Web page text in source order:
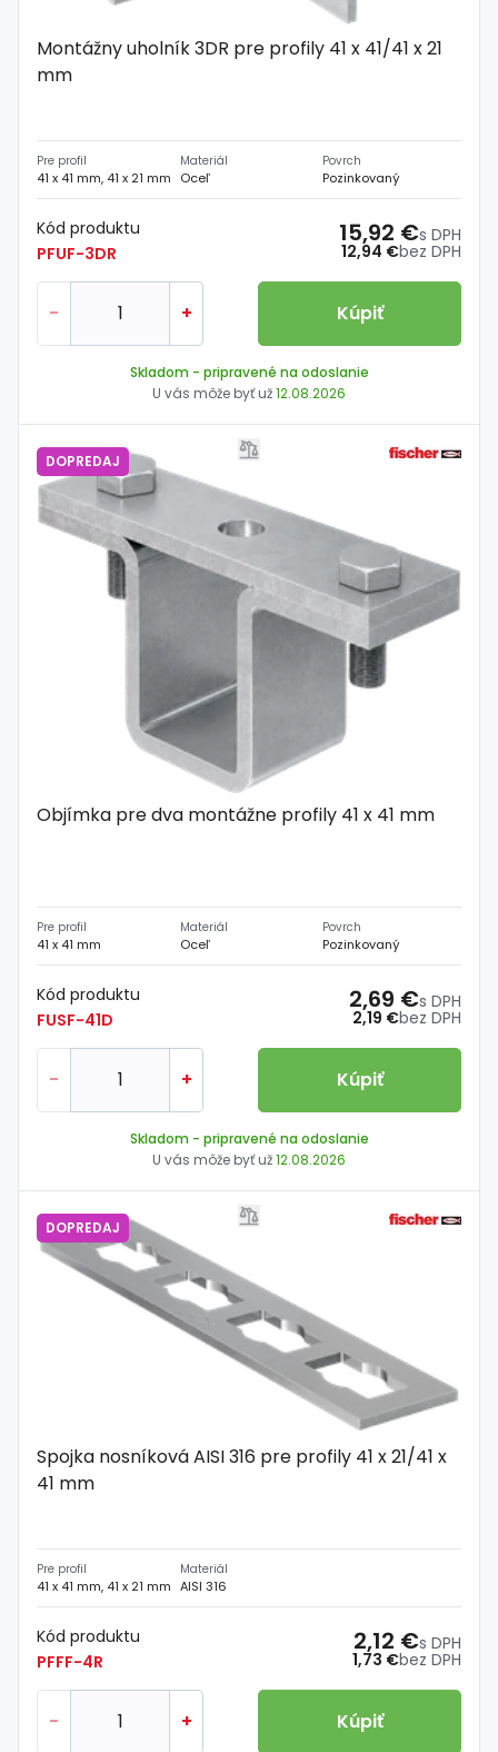
Montážny uholník 3DR pre profily 41 x 41/41 x 21
mm
Pre profil
41 x 41 mm, 41 x 21 mm
Materiál
Oceľ
Povrch
Pozinkovaný
Kód produktu
PFUF-3DR
12,94 €bez DPH
15,92 €s DPH
- + Kúpiť
Skladom - pripravené na odoslanie
U vás môže byť už12.08.2026
DOPREDAJ
Objímka pre dva montážne profily 41 x 41 mm
Pre profil
41 x 41 mm
Materiál
Oceľ
Povrch
Pozinkovaný
Kód produktu
FUSF-41D
2,19 €bez DPH
2,69 €s DPH
- + Kúpiť
Skladom - pripravené na odoslanie
U vás môže byť už12.08.2026
DOPREDAJ
Spojka nosníková AISI 316 pre profily 41 x 21/41 x
41 mm
Pre profil
41 x 41 mm, 41 x 21 mm
Materiál
AISI 316
Kód produktu
PFFF-4R
1,73 €bez DPH
2,12 €s DPH
- + Kúpiť